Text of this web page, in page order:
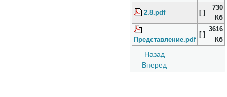
2.8.pdf [ ]
730
Кб
Представление.pdf
[ ]
3616
Кб
Назад
Вперед